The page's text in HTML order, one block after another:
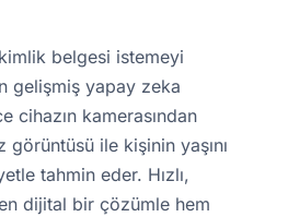
belgesi istemeyi
gelişmiş yapay zeka
cihazın kamerasından
görüntüsü ile kişinin yaşını
tahmin eder. Hızlı,
dijital bir çözümle hem